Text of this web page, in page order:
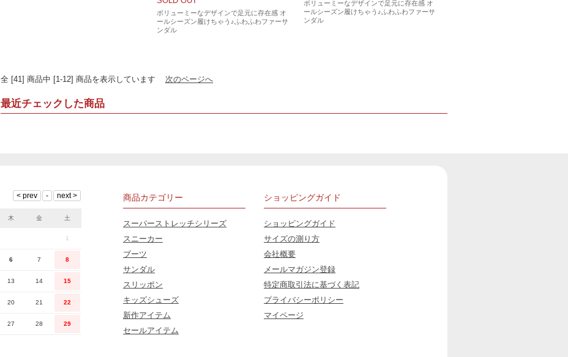
ボリューミーなデザインで足元に存在感 オ
ールシーズン履けちゃう♪ふわふわファーサ
ンダル
ボリューミーなデザインで足元に存在感 オ
ールシーズン履けちゃう♪ふわふわファーサ
ンダル
全 [41] 商品中 [1-12] 商品を表示しています 次のページへ
最近チェックした商品
木 金 土
1
6 7 8
13 14 15
20 21 22
27 28 29
商品カテゴリー
スーパーストレッチシリーズ
スニーカー
ブーツ
サンダル
スリッポン
キッズシューズ
新作アイテム
セールアイテム
ショッピングガイド
ショッピングガイド
サイズの測り方
会社概要
メールマガジン登録
特定商取引法に基づく表記
プライバシーポリシー
マイページ